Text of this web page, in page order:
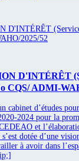
D'INTÉRÊT
CQS/ ADMI-
d’études
2024 pour la
et
dotée d’une
à avoir dans